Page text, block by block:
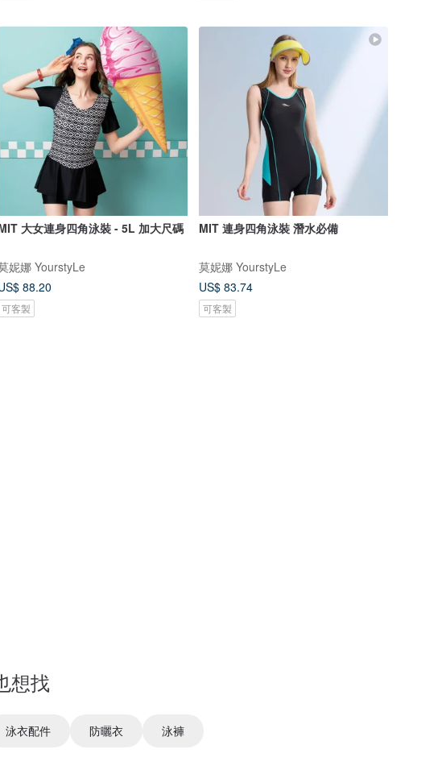
大女連身四角泳裝 - 5L 加大尺碼
妮娜 YourstyLe
88.20
可客製
MIT 連身四角泳裝 潛水必備
莫妮娜 YourstyLe
US$ 83.74
可客製
想找
泳衣配件 防曬衣 泳褲